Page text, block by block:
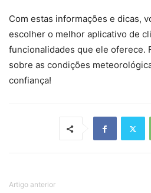
Com estas informações e dicas,
escolher o melhor aplicativo de
funcionalidades que ele oferece.
sobre as condições
confiança!
Artigo anterior